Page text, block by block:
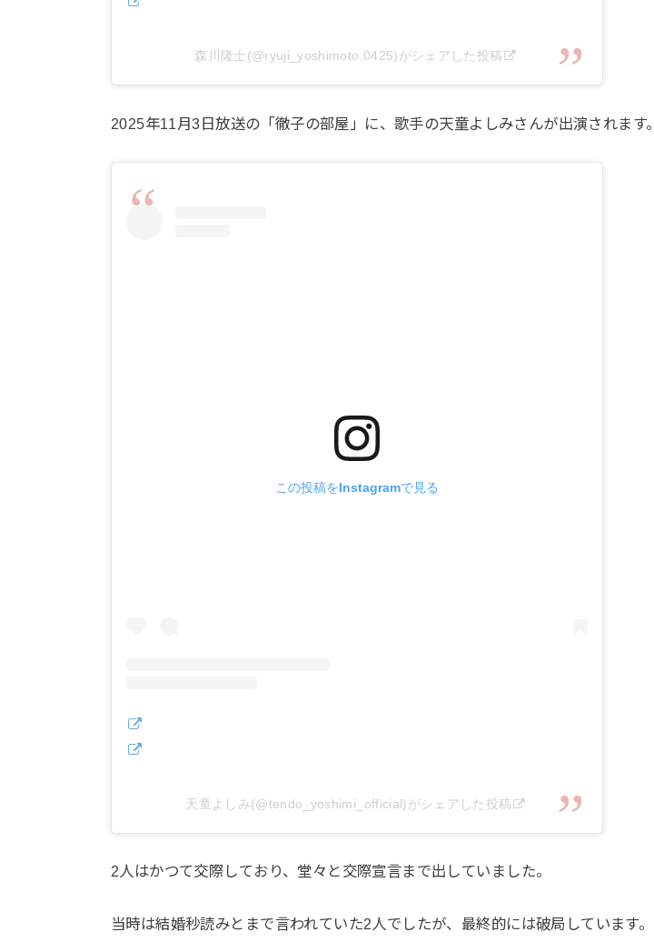
森川隆士(@ryuji_yoshimoto.0425)がシェアした投稿
2025年11月3日放送の「徹子の部屋」に、歌手の天童よしみさんが出演されます。
この投稿をInstagramで見る
天童よしみ(@tendo_yoshimi_official)がシェアした投稿
2人はかつて交際しており、堂々と交際宣言まで出していました。
当時は結婚秒読みとまで言われていた2人でしたが、最終的には破局しています。